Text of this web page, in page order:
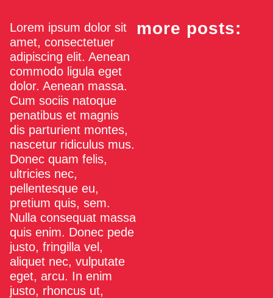
Lorem ipsum dolor sit
amet, consectetuer
adipiscing elit. Aenean
commodo ligula eget
dolor. Aenean massa.
Cum sociis natoque
penatibus et magnis
dis parturient montes,
nascetur ridiculus mus.
Donec quam felis,
ultricies nec,
pellentesque eu,
pretium quis, sem.
Nulla consequat massa
quis enim. Donec pede
justo, fringilla vel,
aliquet nec, vulputate
eget, arcu. In enim
justo, rhoncus ut,
more posts: